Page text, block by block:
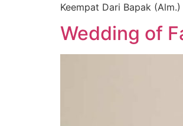
Keempat Dari Bapak
Wedding of